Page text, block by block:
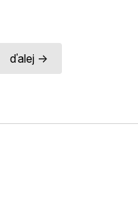
ďalej →